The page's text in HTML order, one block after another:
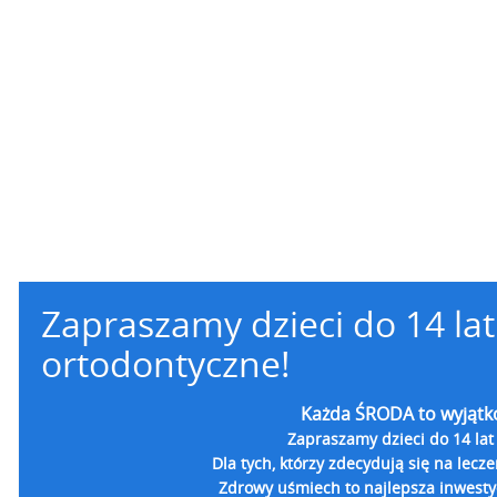
Zapraszamy dzieci do 14
ortodontyczne!
Każda ŚRODA to
Zapraszamy dzieci do 14
Dla tych, którzy zdecydują się na
Zdrowy uśmiech to najlepsza